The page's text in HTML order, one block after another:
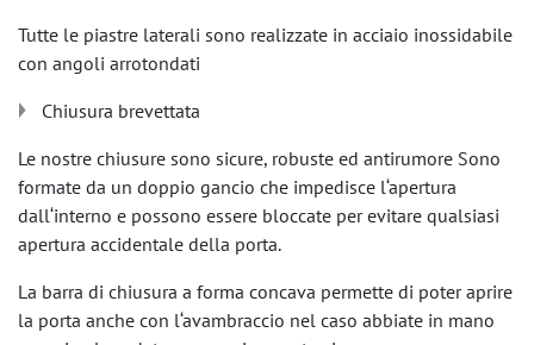
Tutte le piastre laterali sono realizzate in acciaio inossidabile
con angoli arrotondati
Chiusura brevettata
Le nostre chiusure sono sicure, robuste ed antirumore Sono
formate da un doppio gancio che impedisce l‘apertura
dall‘interno e possono essere bloccate per evitare qualsiasi
apertura accidentale della porta.
La barra di chiusura a forma concava permette di poter aprire
la porta anche con l‘avambraccio nel caso abbiate in mano